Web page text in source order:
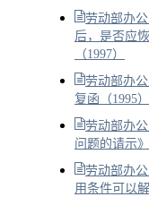
劳动部办
后，是否应
（1997）
劳动部办
复函（1995）
劳动部办
问题的请示
劳动部办
用条件可以